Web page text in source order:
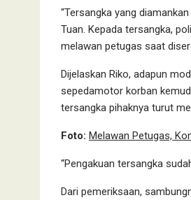
“Tersangka yang
Tuan. Kepada tersangka,
melawan petugas saat
Dijelaskan Riko, adapun
sepedamotor korban
tersangka pihaknya turut
Foto: Melawan Petugas,
“Pengakuan tersangka
Dari pemeriksaan,